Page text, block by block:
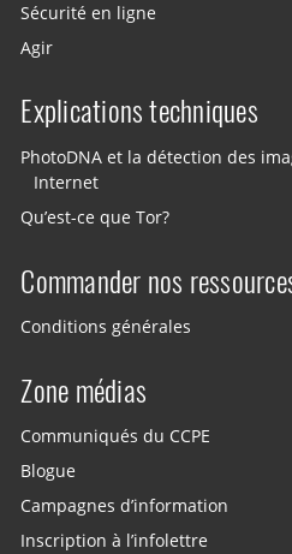
Sécurité en ligne
Agir
Explications techniques
PhotoDNA et la détection des
Internet
Qu’est-ce que Tor?
Commander nos
Conditions générales
Zone médias
Communiqués du CCPE
Blogue
Campagnes d’information
Inscription à l’infolettre